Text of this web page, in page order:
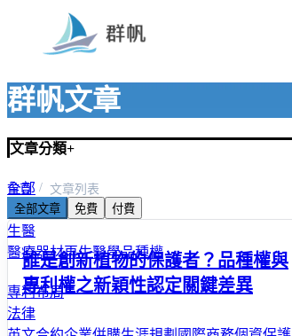
群帆文章
文章分類+
全部
群帆最新消息
生醫
醫療器材再生醫學品種權
專利布局
法律
首頁
文章列表
全部文章
免費 付費
誰是創新植物的保護者？品種權與
專利權之新穎性認定關鍵差異